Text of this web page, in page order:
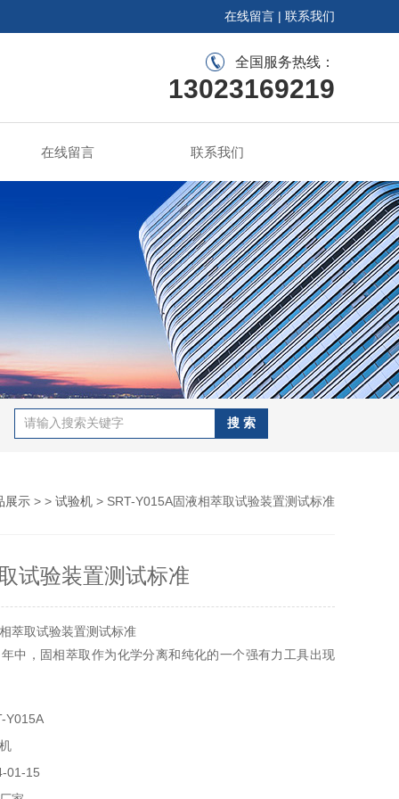
在线留言 | 联系我们
全国服务热线：
13023169219
在线留言 联系我们
展示 > > 试验机 > SRT-Y015A固液相萃取试验装置测试标准
试验装置测试标准
萃取试验装置测试标准
中，固相萃取作为化学分离和纯化的一个强有力工具出现
Y015A
01-15